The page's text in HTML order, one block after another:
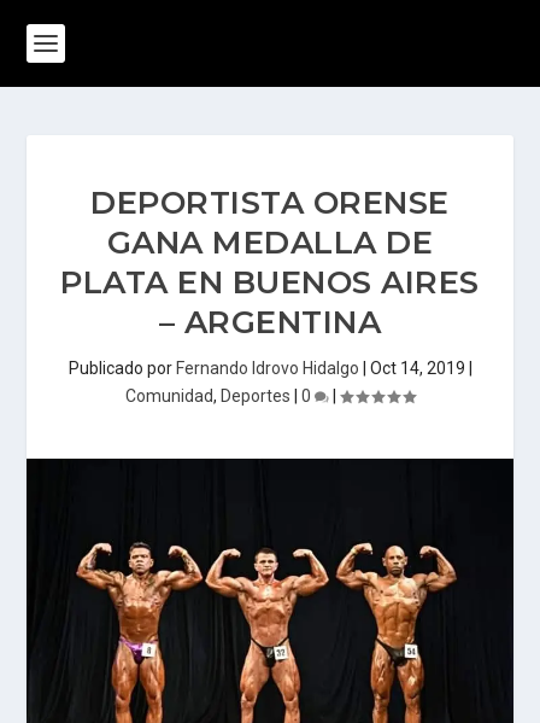
DEPORTISTA ORENSE
GANA MEDALLA DE
PLATA EN BUENOS AIRES
– ARGENTINA
Publicado por Fernando Idrovo Hidalgo Oct 14, 2019
Comunidad, Deportes 0